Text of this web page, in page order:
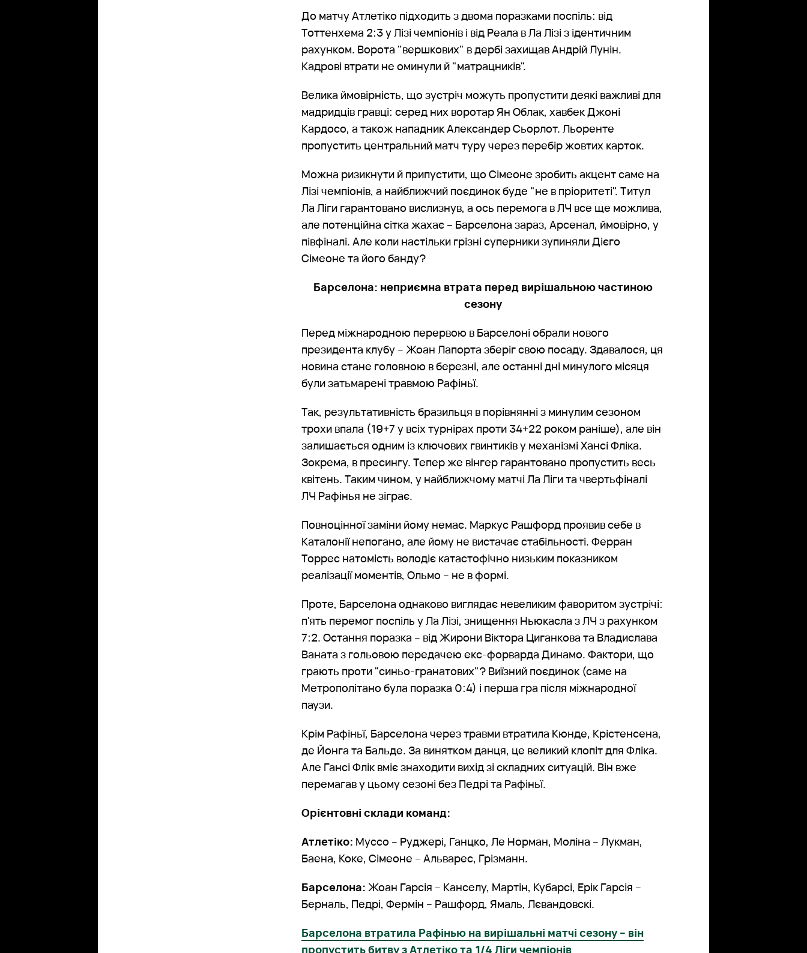
До матчу Атлетіко підходить з двома поразками поспіль: від
Тоттенхема 2:3 у Лізі чемпіонів і від Реала в Ла Лізі з ідентичним
рахунком. Ворота "вершкових" в дербі захищав Андрій Лунін.
Кадрові втрати не оминули й "матрацників".
Велика ймовірність, що зустріч можуть пропустити деякі важливі для
мадридців гравці: серед них воротар Ян Облак, хавбек Джоні
Кардосо, а також нападник Александер Сьорлот. Льоренте
пропустить центральний матч туру через перебір жовтих карток.
Можна ризикнути й припустити, що Сімеоне зробить акцент саме на
Лізі чемпіонів, а найближчий поєдинок буде "не в пріоритеті". Титул
Ла Ліги гарантовано вислизнув, а ось перемога в ЛЧ все ще можлива,
але потенційна сітка жахає – Барселона зараз, Арсенал, ймовірно, у
півфіналі. Але коли настільки грізні суперники зупиняли Дієго
Сімеоне та його банду?
Барселона: неприємна втрата перед вирішальною частиною
сезону
Перед міжнародною перервою в Барселоні обрали нового
президента клубу – Жоан Лапорта зберіг свою посаду. Здавалося, ця
новина стане головною в березні, але останні дні минулого місяця
були затьмарені травмою Рафіньї.
Так, результативність бразильця в порівнянні з минулим сезоном
трохи впала (19+7 у всіх турнірах проти 34+22 роком раніше), але він
залишається одним із ключових гвинтиків у механізмі Хансі Фліка.
Зокрема, в пресингу. Тепер же вінгер гарантовано пропустить весь
квітень. Таким чином, у найближчому матчі Ла Ліги та чвертьфіналі
ЛЧ Рафінья не зіграє.
Повноцінної заміни йому немає. Маркус Рашфорд проявив себе в
Каталонії непогано, але йому не вистачає стабільності. Ферран
Торрес натомість володіє катастофічно низьким показником
реалізації моментів, Ольмо – не в формі.
Проте, Барселона однаково виглядає невеликим фаворитом зустрічі:
п'ять перемог поспіль у Ла Лізі, знищення Ньюкасла з ЛЧ з рахунком
7:2. Остання поразка – від Жирони Віктора Циганкова та Владислава
Ваната з гольовою передачею екс-форварда Динамо. Фактори, що
грають проти "синьо-гранатових"? Виїзний поєдинок (саме на
Метрополітано була поразка 0:4) і перша гра після міжнародної
паузи.
Крім Рафіньї, Барселона через травми втратила Кюнде, Крістенсена,
де Йонга та Бальде. За винятком данця, це великий клопіт для Фліка.
Але Гансі Флік вміє знаходити вихід зі складних ситуацій. Він вже
перемагав у цьому сезоні без Педрі та Рафіньї.
Орієнтовні склади команд:
Атлетіко: Муссо – Руджері, Ганцко, Ле Норман, Моліна – Лукман,
Баена, Коке, Сімеоне – Альварес, Грізманн.
Барселона: Жоан Гарсія – Канселу, Мартін, Кубарсі, Ерік Гарсія –
Берналь, Педрі, Фермін – Рашфорд, Ямаль, Лєвандовскі.
Барселона втратила Рафінью на вирішальні матчі сезону – він
пропустить битву з Атлетіко та 1/4 Ліги чемпіонів